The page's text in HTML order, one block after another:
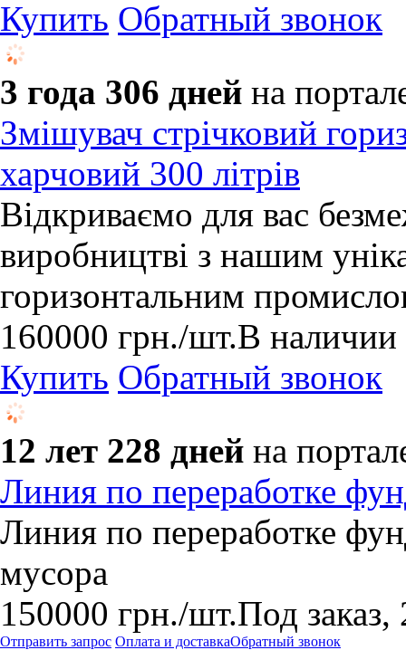
Купить Обратный звонок
3 года 306 дней на
Змішувач стрічковий
харчовий 300 літрів
Відкриваємо для вас
виробництві з нашим
горизонтальним
160000 грн./шт.В наличии
Купить Обратный звонок
12 лет 228 дней на
Линия по переработке
Линия по переработке
мусора
150000 грн./шт.Под заказ,
Отправить запрос Оплата и доставкаОбратный звонок